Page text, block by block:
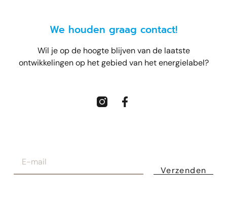
We houden graag contact!
Wil je op de hoogte blijven van de laatste
ontwikkelingen op het gebied van het energielabel?
Verzenden